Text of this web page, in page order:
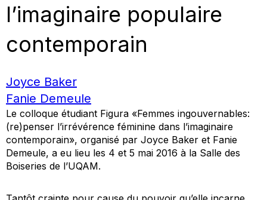
l’imaginaire populaire
contemporain
Joyce Baker
Fanie Demeule
Le colloque étudiant Figura «Femmes ingouvernables:
(re)penser l’irrévérence féminine dans l’imaginaire
contemporain», organisé par Joyce Baker et Fanie
Demeule, a eu lieu les 4 et 5 mai 2016 à la Salle des
Boiseries de l’UQAM.